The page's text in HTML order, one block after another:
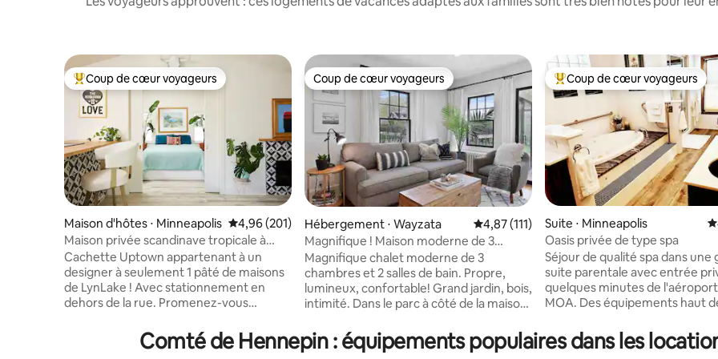
Coups de cœur voyageurs les plus appréciés
Coup de cœur voyageurs
Maison d'hôtes ⋅ Minneapolis Évaluation moyenne sur la base de 201 commentaires : 4,96 sur 5
4,96 (201)
Maison privée scandinave tropicale à
Uptown
Cachette Uptown appartenant à un
designer à seulement 1 pâté de maisons
de LynLake ! Avec stationnement en
dehors de la rue. Promenez-vous
Wrecktangle Pizza, le bar
Up Down Arcade ou le lac Harriet.
Coup de cœur voyageurs
Coup de cœur voyageurs
Hébergement ⋅ Wayzata Évaluation moyenne sur la base de 111
4,87 (111)
Magnifique ! Maison moderne de 3
chambres près du lac Mtka et Wayzata
Magnifique chalet moderne de 3
chambres et 2 salles de bain. Propre,
lumineux, confortable! Grand jardin, bois,
intimité. Dans le parc à côté de la maison:
terrains de tennis, basket-ball, aire de
jeux! Télévision 65"dans le salon,
Coups de cœur voyageurs les
Coup de cœur voyageurs
Suite ⋅ Minneapolis
Oasis privée de type spa
Séjour de qualité spa dans une
suite parentale avec entrée
quelques minutes de
MOA. Des équipements haut
plupart des hôtels, rien que
Détendez-vous dans un
Comté de Hennepin : équipements populaires dans les